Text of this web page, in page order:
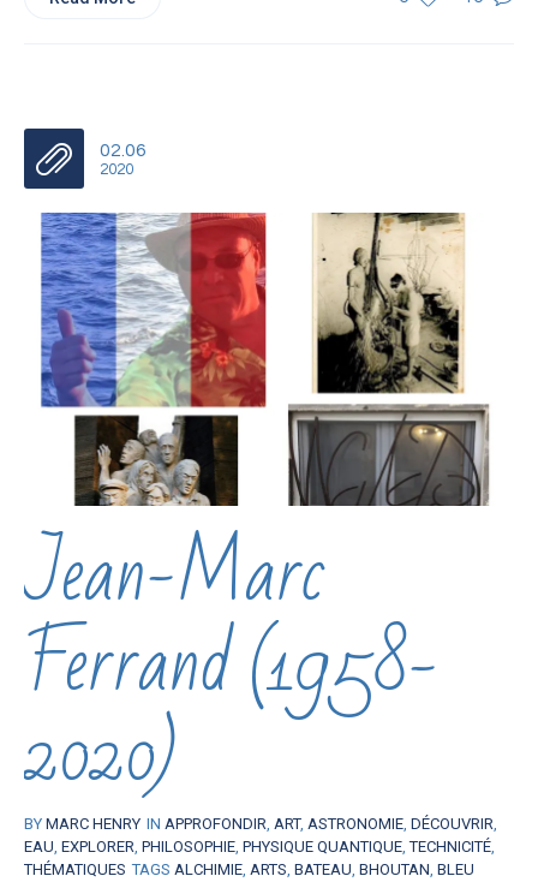
02.06
2020
Jean-Marc
Ferrand (1958-
2020)
BY MARC HENRY IN APPROFONDIR, ART, ASTRONOMIE, DÉCOUVRIR,
EAU, EXPLORER, PHILOSOPHIE, PHYSIQUE QUANTIQUE,TECHNICITÉ,
THÉMATIQUES TAGS ALCHIMIE, ARTS, BATEAU, BHOUTAN, BLEU